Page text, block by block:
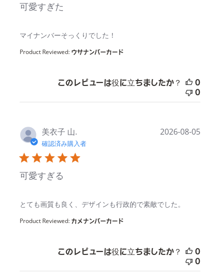
可愛すぎた
マイナンバーそっくりでした！
read more about review content
Product Reviewed: ウサナンバーカード
このレビューは役に立ちましたか？
0
0
美衣子 山.
確認済み購入者
可愛すぎる
とても画質も良く、デザインも行政的で素敵でした。
read more about review content
Product Reviewed: カメナンバーカード
2026-08-05
このレビューは役に立ちましたか？
0
0